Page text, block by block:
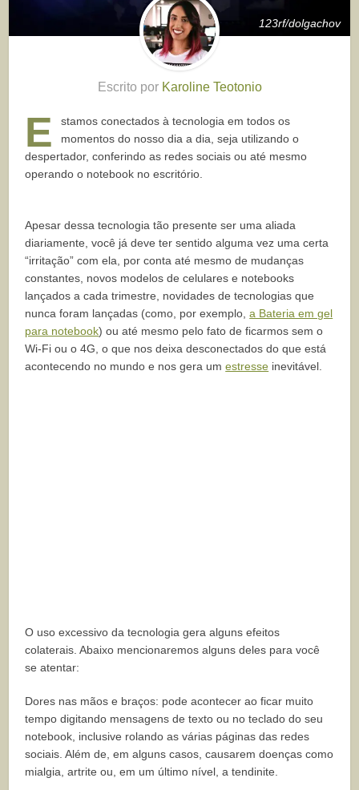
123rf/dolgachov
Escrito por Karoline Teotonio
E
stamos conectados à tecnologia em todos os
momentos do nosso dia a dia, seja utilizando o
despertador, conferindo as redes sociais ou até mesmo
operando o notebook no escritório.
Apesar dessa tecnologia tão presente ser uma aliada
diariamente, você já deve ter sentido alguma vez uma certa
“irritação” com ela, por conta até mesmo de mudanças
constantes, novos modelos de celulares e notebooks
lançados a cada trimestre, novidades de tecnologias que
nunca foram lançadas (como, por exemplo,a Bateria em gel
para notebook) ou até mesmo pelo fato de ficarmos sem o
Wi-Fi ou o 4G, o que nos deixa desconectados do que está
acontecendo no mundo e nos gera umestresse inevitável.
O uso excessivo da tecnologia gera alguns efeitos
colaterais. Abaixo mencionaremos alguns deles para você
se atentar:
Dores nas mãos e braços: pode acontecer ao ficar muito
tempo digitando mensagens de texto ou no teclado do seu
notebook, inclusive rolando as várias páginas das redes
sociais. Além de, em alguns casos, causarem doenças como
mialgia, artrite ou, em um último nível, a tendinite.